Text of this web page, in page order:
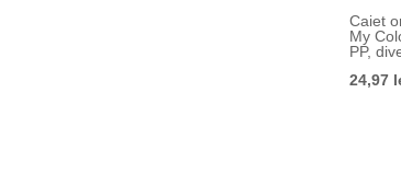
Caiet
My
PP,
24,97